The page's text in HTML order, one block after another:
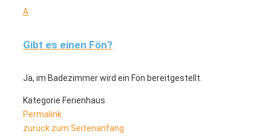
A
Gibt es einen Fön?
Ja, im Badezimmer wird ein Fön bereitgestellt.
Kategorie Ferienhaus
Permalink
zurück zum Seitenanfang